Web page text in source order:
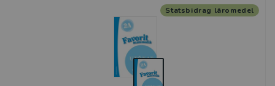
Statsbidrag läromedel